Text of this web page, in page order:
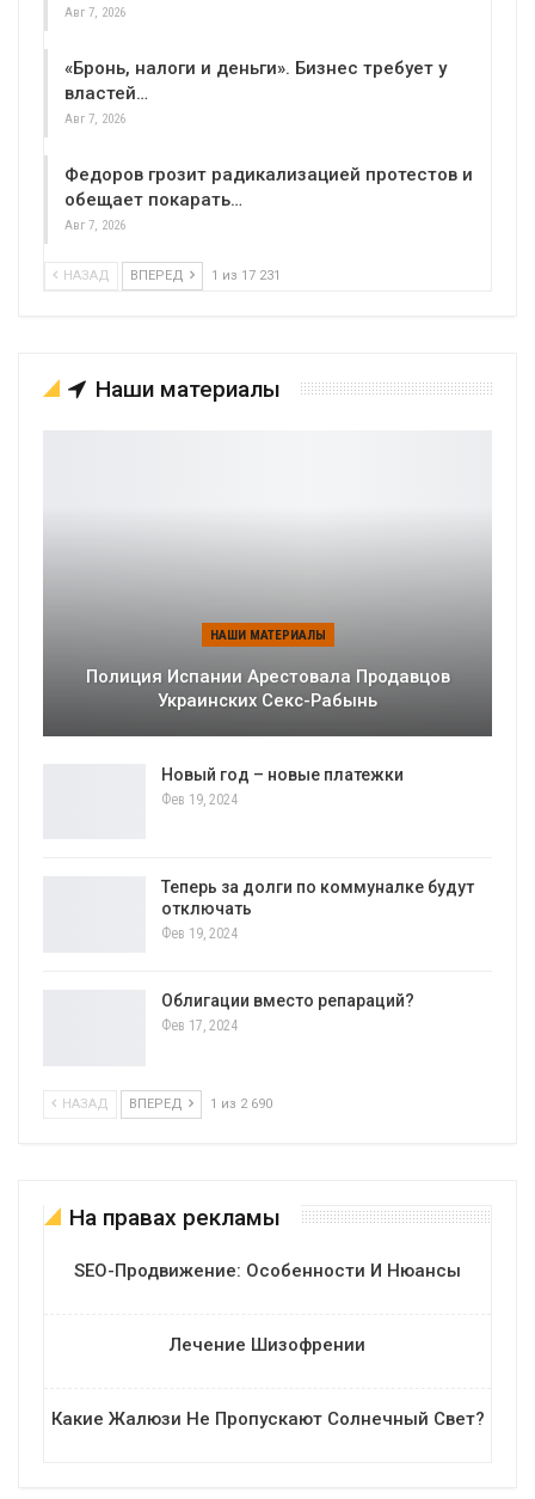
Авг 7, 2026
«Бронь, налоги и деньги». Бизнес требует у
властей…
Авг 7, 2026
Федоров грозит радикализацией протестов и
обещает покарать…
Авг 7, 2026
НАЗАД ВПЕРЕД 1 из 17 231
Наши материалы
НАШИ МАТЕРИАЛЫ
Полиция Испании Арестовала Продавцов
Украинских Секс-Рабынь
Новый год – новые платежки
Фев 19, 2024
Теперь за долги по коммуналке будут
отключать
Фев 19, 2024
Облигации вместо репараций?
Фев 17, 2024
НАЗАД ВПЕРЕД 1 из 2 690
На правах рекламы
SEO-Продвижение: Особенности И Нюансы
Лечение Шизофрении
Какие Жалюзи Не Пропускают Солнечный Свет?